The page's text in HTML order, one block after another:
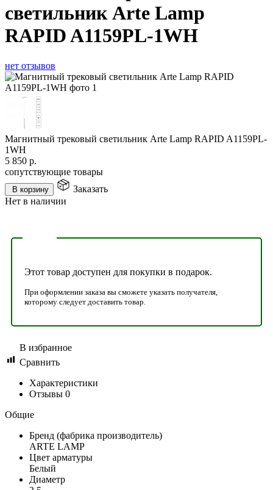
светильник Arte Lamp
RAPID A1159PL-1WH
нет отзывов
Магнитный трековый светильник Arte Lamp RAPID A1159PL-
1WH
5 850 р.
сопутствующие товары
В корзину
Заказать
Нет в наличии
Этот товар доступен для покупки в подарок.
При оформлении заказа вы сможете указать получателя,
которому следует доставить товар.
В избранное
Сравнить
Характеристики
Отзывы 0
Общие
Бренд (фабрика производитель)
ARTE LAMP
Цвет арматуры
Белый
Диаметр